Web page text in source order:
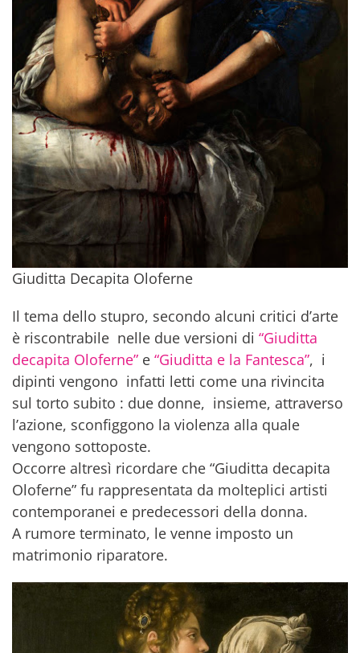
Giuditta Decapita Oloferne
Il tema dello stupro, secondo alcuni critici d’arte
è riscontrabile nelle due versioni di “Giuditta
decapita Oloferne” e “Giuditta e la Fantesca”, i
dipinti vengono infatti letti come una rivincita
sul torto subito : due donne, insieme, attraverso
l’azione, sconfiggono la violenza alla quale
vengono sottoposte.
Occorre altresì ricordare che “Giuditta decapita
Oloferne” fu rappresentata da molteplici artisti
contemporanei e predecessori della donna.
A rumore terminato, le venne imposto un
matrimonio riparatore.